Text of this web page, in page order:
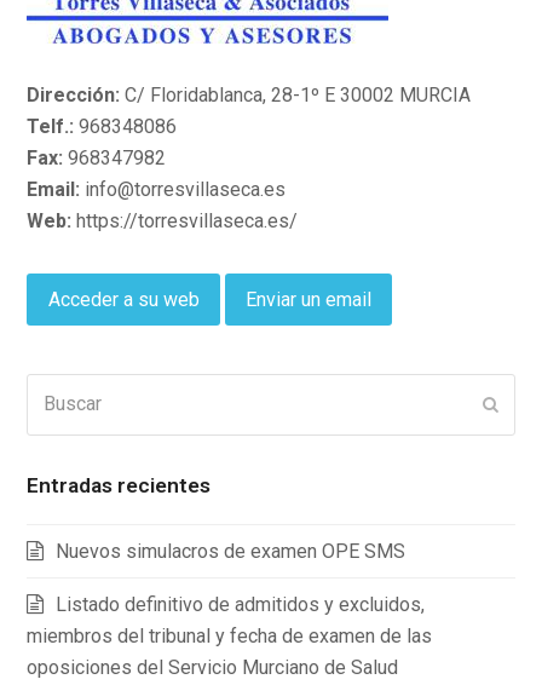
Dirección: C/ Floridablanca, 28-1º E 30002 MURCIA
Telf.: 968348086
Fax: 968347982
Email: info@torresvillaseca.es
Web: https://torresvillaseca.es/
Acceder a su web Enviar un email
Entradas recientes
Nuevos simulacros de examen OPE SMS
Listado definitivo de admitidos y excluidos,
miembros del tribunal y fecha de examen de las
oposiciones del Servicio Murciano de Salud